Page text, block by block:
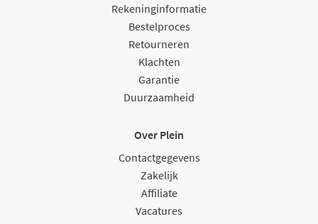
Rekeninginformatie
Bestelproces
Retourneren
Klachten
Garantie
Duurzaamheid
Over Plein
Contactgegevens
Zakelijk
Affiliate
Vacatures